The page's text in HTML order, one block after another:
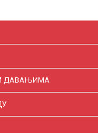
ДАВАЊИМА